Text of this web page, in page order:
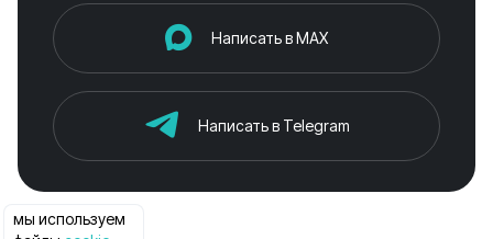
Написать в MAX
Написать в Telegram
мы используем